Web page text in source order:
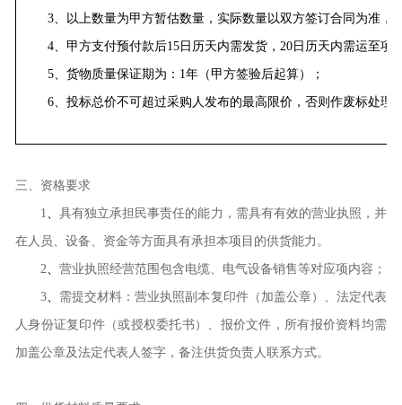
3、以上数量为甲方暂估数量，实际数量以双方签订合同为准，
4、甲方支付预付款后15日历天内需发货，20日历天内需运至项
5、货物质量保证期为： 1年（甲方签验后起算）；
6、投标总价不可超过采购人发布的最高限价，否则作废标处理
三、资格要求
1、具有独立承担民事责任的能力，需具有有效的营业执照，并
在人员、设备、资金等方面具有承担本项目的供货能力。
2、 营业执照经营范围包含电缆、电气设备销售等对应项内容；
3、 需提交材料：营业执照副本复印件（加盖公章）、法定代表
人身份证复印件（或授权委托书）、报价文件，所有报价资料均需
加盖公章及法定代表人签字， 备注供货负责人联系方式。